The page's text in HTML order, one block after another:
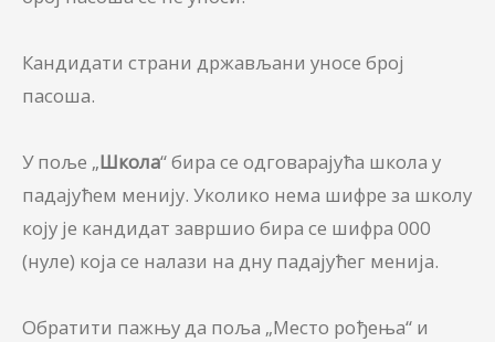
Кандидати страни држављани уносе број
пасоша.
У поље „Школа“ бира се одговарајућа школа у
падајућем менију. Уколико нема шифре за школу
коју је кандидат завршио бира се шифра 000
(нуле) која се налази на дну падајућег менија.
Обратити пажњу да поља „Место рођења“ и